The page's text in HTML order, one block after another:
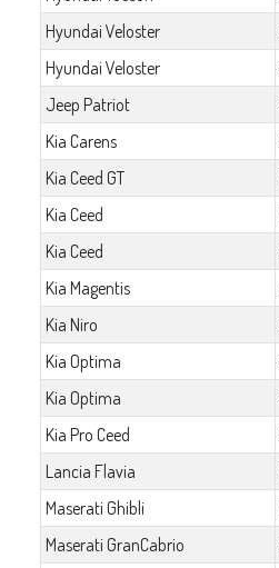
Hyundai Veloster
Hyundai Veloster
Jeep Patriot
Kia Carens
Kia Ceed GT
Kia Ceed
Kia Ceed
Kia Magentis
Kia Niro
Kia Optima
Kia Optima
Kia Pro Ceed
Lancia Flavia
Maserati Ghibli
Maserati GranCabrio